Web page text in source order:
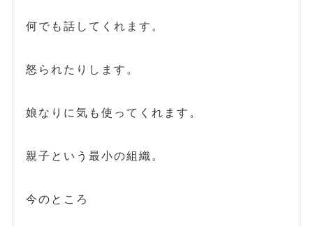
何でも話してくれます。
怒られたりします。
娘なりに気も使ってくれます。
親子という最小の組織。
今のところ